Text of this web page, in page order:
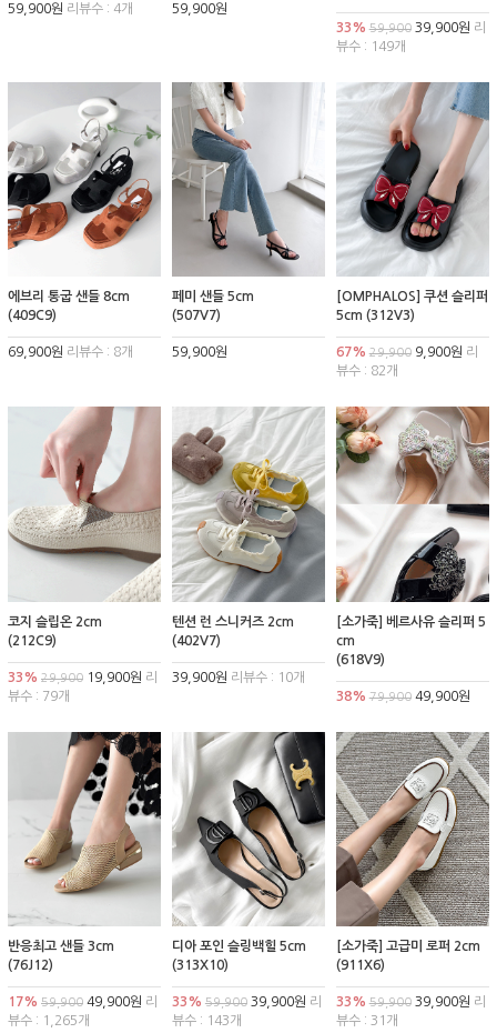
59,900원 리뷰수 : 4개 59,900원
33% 59,90039,900원 리
뷰수 : 149개
에브리 통굽 샌들 8cm
(409C9)
69,900원 리뷰수 : 8개
페미 샌들 5cm
(507V7)
59,900원
[OMPHALOS] 쿠션 슬리퍼
5cm (312V3)
67% 29,9009,900원 리
뷰수 : 82개
코지 슬립온 2cm
(212C9)
33% 29,900 19,900원 리
뷰수 : 79개
텐션 런 스니커즈 2cm
(402V7)
39,900원 리뷰수 : 10개
[소가죽] 베르사유 슬리퍼 5
cm
(618V9)
38% 79,90049,900원
반응최고 샌들 3cm
(76J12)
17% 59,900 49,900원 리
뷰수 : 1,265개
디아 포인 슬링백힐 5cm
(313X10)
33% 59,90039,900원 리
뷰수 : 143개
[소가죽] 고급미 로퍼 2cm
(911X6)
33% 59,90039,900원 리
뷰수 : 31개